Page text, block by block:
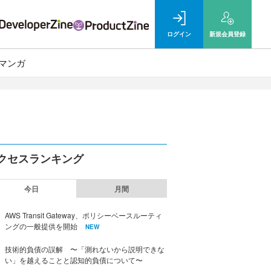
ログイン 新規会員登録
ンガ
セスランキング
今日 月間
AWS Transit Gateway、ポリシーベースルーティ
ングの一般提供を開始
NEW
技術的負債の誤解 〜「測れないから説明できな
い」を越えることと認知的負債について〜